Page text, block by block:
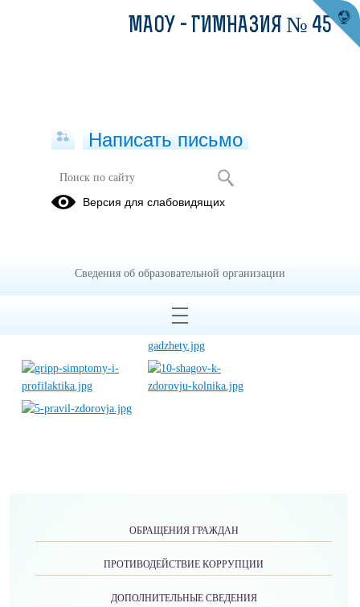
Здоровье
ОБРАЩЕНИЯ ГРАЖДАН
ПРОТИВОДЕЙСТВИЕ КОРРУПЦИИ
ДОПОЛНИТЕЛЬНЫЕ СВЕДЕНИЯ
МАОУ - ГИМНАЗИЯ № 45
Написать письмо
Версия для слабовидящих
Сведения об образовательной организации